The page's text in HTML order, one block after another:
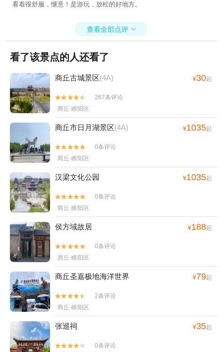
看着很舒服，惬意！是游玩，放松的好地方。
查看全部点评 
看了该景点的人还看了
商丘古城景区(4A) ¥30起


267条评论
商丘·睢阳区
商丘市日月湖景区(4A) ¥1035起


0条评论
商丘·睢阳区
汉梁文化公园 ¥1035起


0条评论
商丘·睢阳区
侯方域故居 ¥188起


0条评论
商丘·睢阳区
商丘圣嘉极地海洋世界 ¥79起


2条评论
商丘·睢阳区
张巡祠 ¥35起

 0条评论